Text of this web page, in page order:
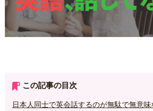
この記事の目次
日本人同士で英会話するのが無駄で無意味